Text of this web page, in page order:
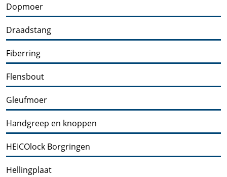
Dopmoer
Draadstang
Fiberring
Flensbout
Gleufmoer
Handgreep en knoppen
HEICOlock Borgringen
Hellingplaat